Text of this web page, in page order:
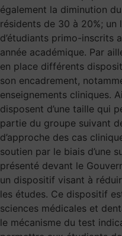
également la diminution
résidents de 30 à 20%;
d’étudiants primo-inscrits
année académique. Par
en place différents
son encadrement,
enseignements cliniques.
disposent d’une taille qui
partie du groupe suivant
d’approche des cas
soutien par le biais d’une
présenté devant le
un dispositif visant à
les études. Ce dispositif
sciences médicales et
le mécanisme du test